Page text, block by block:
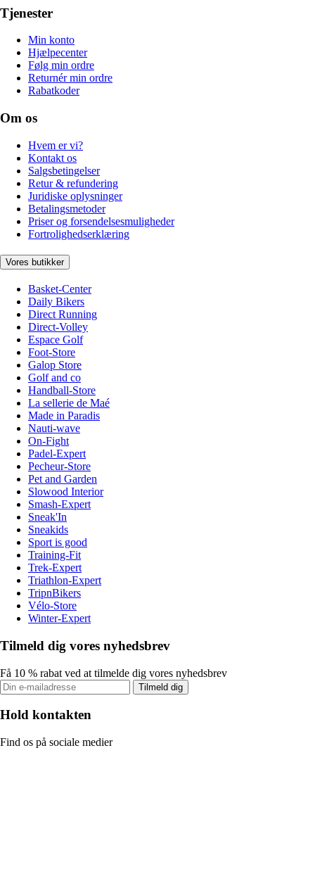
Tjenester
Min konto
Hjælpecenter
Følg min ordre
Returnér min ordre
Rabatkoder
Om os
Hvem er vi?
Kontakt os
Salgsbetingelser
Retur & refundering
Juridiske oplysninger
Betalingsmetoder
Priser og forsendelsesmuligheder
Fortrolighedserklæring
Vores butikker
Basket-Center
Daily Bikers
Direct Running
Direct-Volley
Espace Golf
Foot-Store
Galop Store
Golf and co
Handball-Store
La sellerie de Maé
Made in Paradis
Nauti-wave
On-Fight
Padel-Expert
Pecheur-Store
Pet and Garden
Slowood Interior
Smash-Expert
Sneak'In
Sneakids
Sport is good
Training-Fit
Trek-Expert
Triathlon-Expert
TripnBikers
Vélo-Store
Winter-Expert
Tilmeld dig vores nyhedsbrev
Få 10 % rabat ved at tilmelde dig vores nyhedsbrev
Tilmeld dig
Hold kontakten
Find os på sociale medier